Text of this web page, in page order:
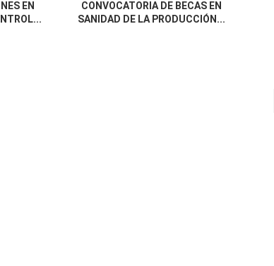
EN
CONVOCATORIA DE BECAS EN
SANIDAD DE LA PRODUCCIÓN...